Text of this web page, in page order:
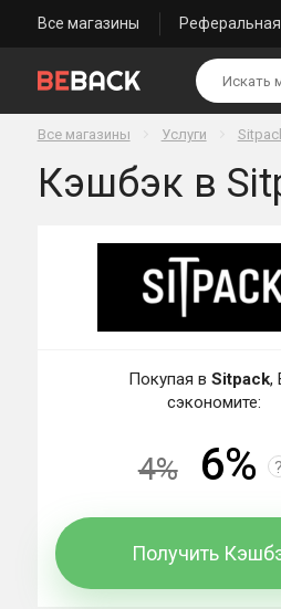
Все магазины
Все магазины Услуги
Кэшбэк в
Покупая в Sitpack,
сэкономите:
4% 6% ?
Получить